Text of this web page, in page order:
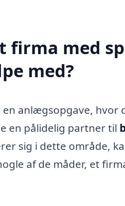
firma med
med?
anlægsopgave,
en pålidelig partner til
sig i dette område,
af de måder, et